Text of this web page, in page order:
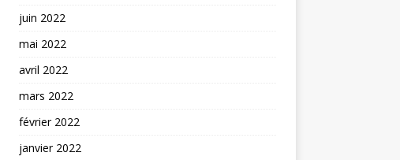
juin 2022
mai 2022
avril 2022
mars 2022
février 2022
janvier 2022